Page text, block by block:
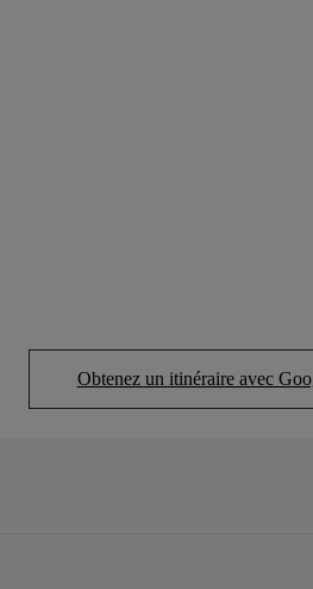
Obtenez un itinéraire avec
(Opens in